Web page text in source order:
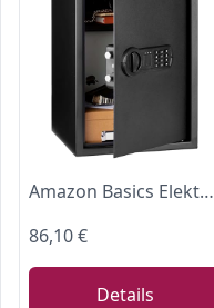
Amazon Basics Elektronischer Tresor aus Stahl mit programmierbarem digitalem Tastenfeld für Schmuck, Geld, Wertsachen, 51 l, 35 cm x 33 cm x 50 cm (B x T x H), Schwarz
86,10 €
Details